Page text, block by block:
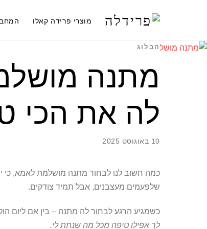
מוצרי פרידה קאלו
10 באוגוסט 2025
מתנה
לה את הכי
הבלוג
כמה חשוב לנו לבחור מתנה מושלמת לאמא, כי
שלפעמים מעצבנים, אבל תמיד צודקים.
כשמגיע הרגע לבחור לה מתנה – בין אם ליום
לך אפילו טיפה מכל מה שנתת לי.